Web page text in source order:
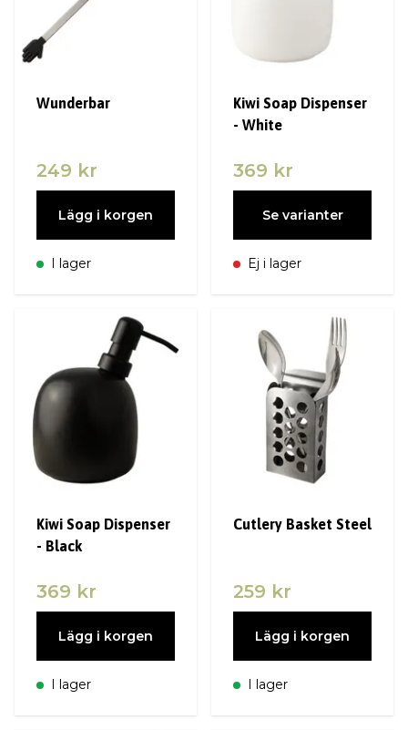
Wunderbar
249 kr
Lägg i korgen
I lager
Kiwi Soap Dispenser
- White
369 kr
Se varianter
Ej i lager
Kiwi Soap Dispenser
- Black
369 kr
Lägg i korgen
I lager
Cutlery Basket Steel
259 kr
Lägg i korgen
I lager